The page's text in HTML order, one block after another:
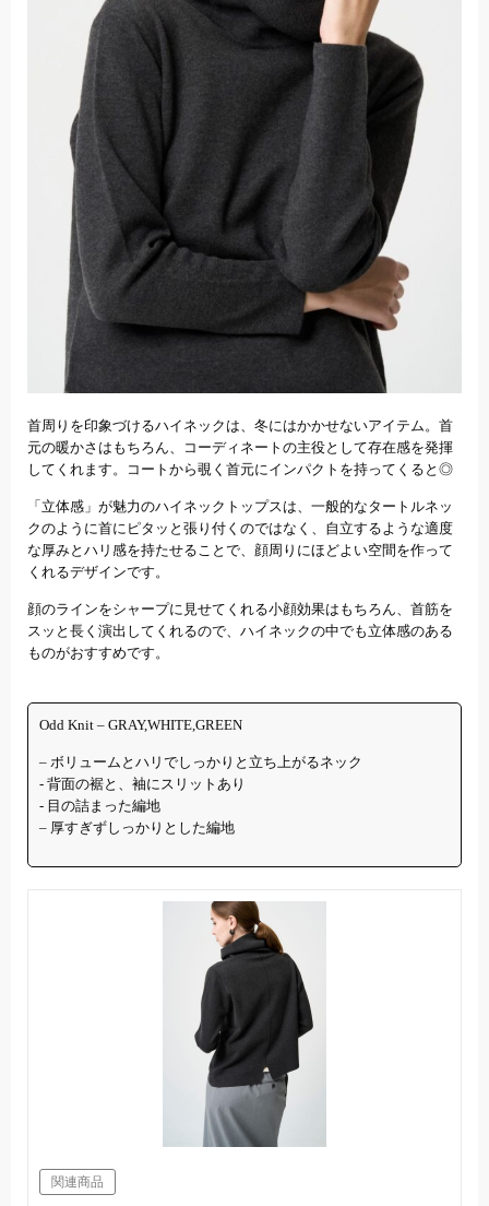
首周りを印象づけるハイネックは、冬にはかかせないアイテム。首
元の暖かさはもちろん、コーディネートの主役として存在感を発揮
してくれます。コートから覗く首元にインパクトを持ってくると◎
「立体感」が魅力のハイネックトップスは、一般的なタートルネッ
クのように首にピタッと張り付くのではなく、自立するような適度
な厚みとハリ感を持たせることで、顔周りにほどよい空間を作って
くれるデザインです。
顔のラインをシャープに見せてくれる小顔効果はもちろん、首筋を
スッと長く演出してくれるので、ハイネックの中でも立体感のある
ものがおすすめです。
Odd Knit – GRAY,WHITE,GREEN
– ボリュームとハリでしっかりと立ち上がるネック
‐ 背面の裾と、袖にスリットあり
‐ 目の詰まった編地
– 厚すぎずしっかりとした編地
関連商品